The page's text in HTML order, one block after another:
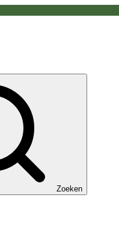
Zoeken